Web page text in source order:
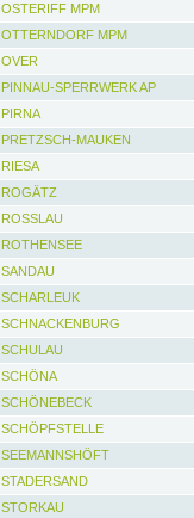
OSTERIFF MPM
OTTERNDORF MPM
OVER
PINNAU-SPERRWERK AP
PIRNA
PRETZSCH-MAUKEN
RIESA
ROGÄTZ
ROSSLAU
ROTHENSEE
SANDAU
SCHARLEUK
SCHNACKENBURG
SCHULAU
SCHÖNA
SCHÖNEBECK
SCHÖPFSTELLE
SEEMANNSHÖFT
STADERSAND
STORKAU